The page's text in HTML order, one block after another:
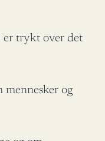
er trykt over det
og